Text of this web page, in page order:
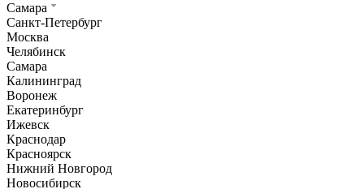
Самара
Санкт-Петербург
Москва
Челябинск
Самара
Калининград
Воронеж
Екатеринбург
Ижевск
Краснодар
Красноярск
Нижний Новгород
Новосибирск